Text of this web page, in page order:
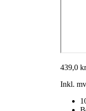
439,0
Inkl.